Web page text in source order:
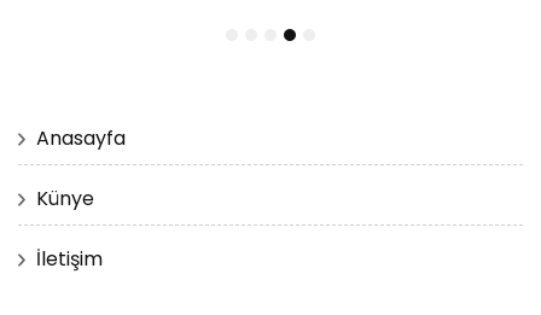
Anasayfa
Künye
İletişim